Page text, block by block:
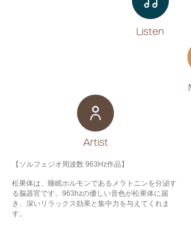
Listen​
​Artist
【ソルフェジオ周波数 963Hz作品】
松果体は、睡眠ホルモンであるメラトニンを分泌す
る脳器官です。963hzの優しい音色が松果体に届
き、深いリラックス効果と集中力を与えてくれま
す。